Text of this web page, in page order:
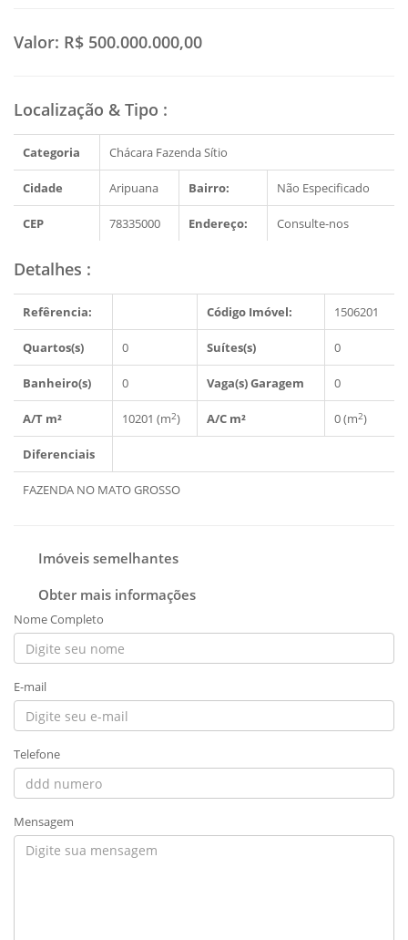
Valor: R$ 500.000.000,00
Localização & Tipo :
Categoria Chácara Fazenda Sítio
Cidade Aripuana Bairro: Não Especificado
CEP 78335000 Endereço: Consulte-nos
Detalhes :
Refêrencia: Código Imóvel: 1506201
Quartos(s) 0 Suítes(s) 0
Banheiro(s) 0 Vaga(s) Garagem 0
A/T m² 10201 (m2) A/C m² 0 (m2)
Diferenciais
FAZENDA NO MATO GROSSO
Imóveis semelhantes
Obter mais informações
Nome Completo
E-mail
Telefone
Mensagem